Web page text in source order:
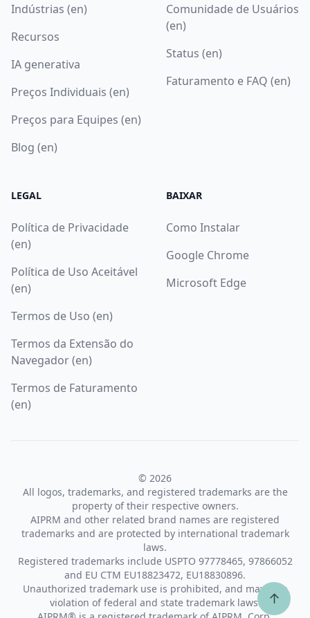
Indústrias (en)
Recursos
IA generativa
Preços Individuais (en)
Preços para Equipes (en)
Blog (en)
Comunidade de Usuários
(en)
Status (en)
Faturamento e FAQ (en)
LEGAL
Política de Privacidade
(en)
Política de Uso Aceitável
(en)
Termos de Uso (en)
Termos da Extensão do
Navegador (en)
Termos de Faturamento
(en)
BAIXAR
Como Instalar
Google Chrome
Microsoft Edge
© 2026
All logos, trademarks, and registered trademarks are the
property of their respective owners.
AIPRM and other related brand names are registered
trademarks and are protected by international trademark
laws.
Registered trademarks include USPTO 97778465, 97866052
and EU CTM EU18823472, EU18830896.
Unauthorized trademark use is prohibited, and may be a
violation of federal and state trademark laws.
↑